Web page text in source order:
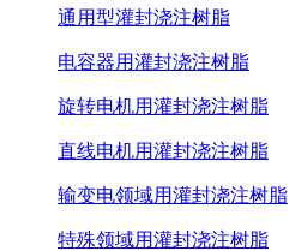
通用型灌封浇注树脂
电容器用灌封浇注树脂
旋转电机用灌封浇注树脂
直线电机用灌封浇注树脂
输变电领域用灌封浇注树脂
特殊领域用灌封浇注树脂